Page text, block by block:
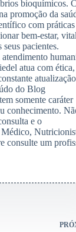
bioquímicos.
promoção da
com práticas
bem-estar,
pacientes.
atua com ética,
atualização
do Blog
somente caráter
conhecimento.
e o
consulte um